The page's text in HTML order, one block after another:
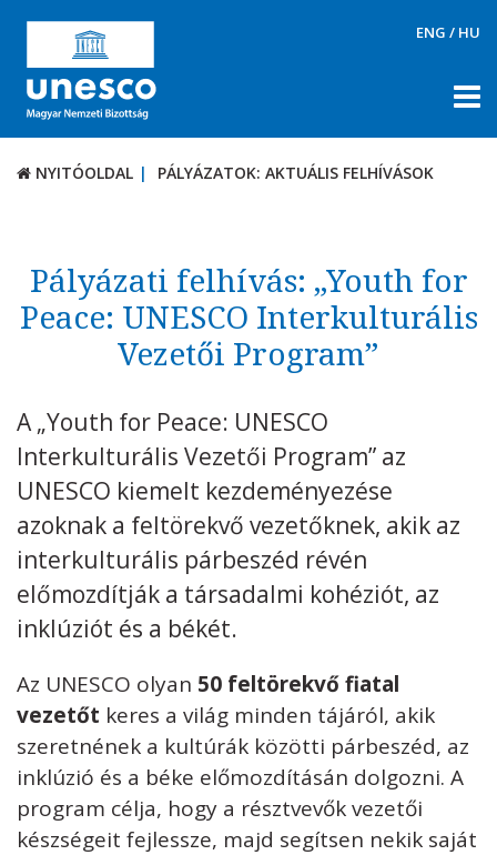
ENG / HU
NYITÓOLDAL PÁLYÁZATOK: AKTUÁLIS FELHÍVÁSOK
TÉMÁK
DOKUMENTUMTÁR
PÁLYÁZATOK / DÍJAK
UNESCO díjak
KAPCSOLAT
Kövess minket
Adatkezelési tájékoztató Impresszum
Technikai információk
NYITÓOLDAL PÁLYÁZATOK: AKTUÁLIS FELHÍVÁSOK
Pályázati felhívás: „Youth for
Peace: UNESCO Interkulturális
Vezetői Program”
A „Youth for Peace: UNESCO
Interkulturális Vezetői Program” az
UNESCO kiemelt kezdeményezése
azoknak a feltörekvő vezetőknek, akik az
interkulturális párbeszéd révén
előmozdítják a társadalmi kohéziót, az
inklúziót és a békét.
Az UNESCO olyan 50 feltörekvő fiatal
vezetőt keres a világ minden tájáról, akik
szeretnének a kultúrák közötti párbeszéd, az
inklúzió és a béke előmozdításán dolgozni. A
program célja, hogy a résztvevők vezetői
készségeit fejlessze, majd segítsen nekik saját